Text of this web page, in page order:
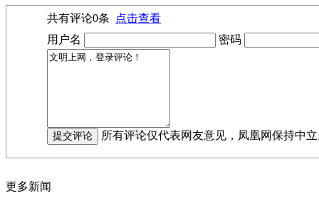
共有评论0条
点击查看
用户名
密码
所有评论仅代表网友意见，凤凰网保持中
更多新闻